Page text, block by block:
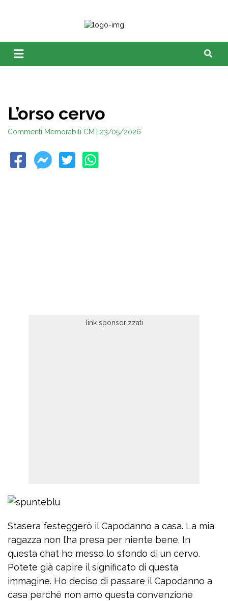
L’orso cervo
Commenti Memorabili CM | 23/05/2026
Stasera festeggerò il Capodanno a casa. La mia
ragazza non l’ha presa per niente bene. In
questa chat ho messo lo sfondo di un cervo.
Potete già capire il significato di questa
immagine. Ho deciso di passare il Capodanno a
casa perché non amo questa convenzione